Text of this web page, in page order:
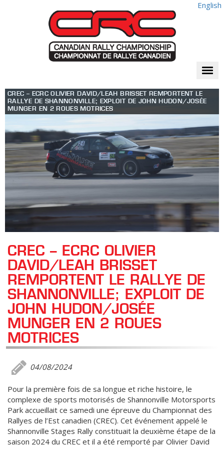
English
CREC – ECRC OLIVIER DAVID/LEAH BRISSET REMPORTENT LE
RALLYE DE SHANNONVILLE; EXPLOIT DE JOHN HUDON/JOSÉE
MUNGER EN 2 ROUES MOTRICES
CREC – ECRC OLIVIER
DAVID/LEAH BRISSET
REMPORTENT LE RALLYE DE
SHANNONVILLE; EXPLOIT DE
JOHN HUDON/JOSÉE
MUNGER EN 2 ROUES
MOTRICES
04/08/2024
Pour la première fois de sa longue et riche histoire, le
complexe de sports motorisés de Shannonville Motorsports
Park accueillait ce samedi une épreuve du Championnat des
Rallyes de l’Est canadien (CREC). Cet événement appelé le
Shannonville Stages Rally constituait la deuxième étape de la
saison 2024 du CREC et il a été remporté par Olivier David